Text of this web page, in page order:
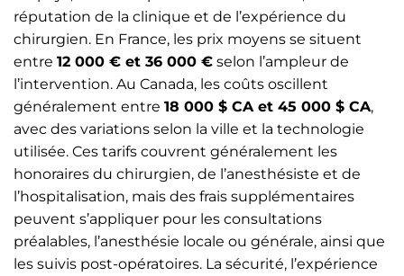
réputation de la clinique et de l’expérience du
chirurgien. En France, les prix moyens se situent
entre 12 000 € et 36 000 € selon l’ampleur de
l’intervention. Au Canada, les coûts oscillent
généralement entre 18 000 $ CA et 45 000 $ CA,
avec des variations selon la ville et la technologie
utilisée. Ces tarifs couvrent généralement les
honoraires du chirurgien, de l’anesthésiste et de
l’hospitalisation, mais des frais supplémentaires
peuvent s’appliquer pour les consultations
préalables, l’anesthésie locale ou générale, ainsi que
les suivis post-opératoires. La sécurité, l’expérience